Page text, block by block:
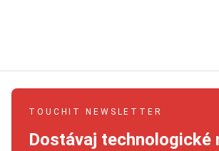
TOUCHIT NEWSLETTER
Dostávaj technologické